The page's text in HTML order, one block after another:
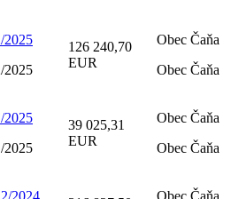
2025
2025
126 240,70
EUR
Obec Čaňa
Obec Čaňa
2025
2025
39 025,31
EUR
Obec Čaňa
Obec Čaňa
2024
Obec Čaňa